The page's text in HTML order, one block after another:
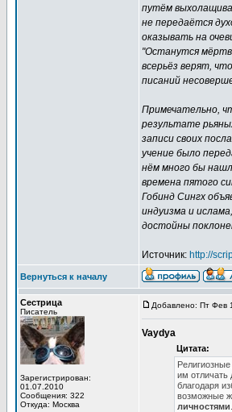
путём
не передаётся
оказывать на
"Останутся
всерьёз верят,
писаний
Примечательно,
результате
записи своих
учение было
нём много бы
времена пятого
Гобинд Сингх
индуизма и
достойны
Источник: http://
Вернуться к началу
Сестрица
Писатель
Зарегистрирован:
01.07.2010
Сообщения: 322
Откуда: Москва
Добавлено: Пт Фев
Vaydya
Цитата:
им отличать
благодаря
возможные
личностями